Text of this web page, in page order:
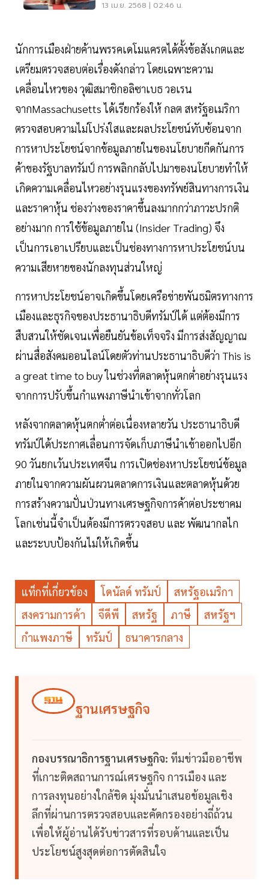
13 เม.ย. 2568 | 02:46 น.
นักการเมืองฝ่ายค้านพรรคเดโมแครตได้ตั้งข้อสังเกตและ
เตรียมตรวจสอบต่อเรื่องดังกล่าว โดยเฉพาะความ
เคลื่อนไหวของ วุฒิสมาชิกอลิซาเบธ วอเรน
จากMassachusetts ได้เรียกร้องให้ กลต สหรัฐอเมริกา
ตรวจสอบความไม่โปร่งใสและผลประโยชน์ทับซ้อนจาก
การหาประโยชน์จากข้อมูลภายในของนโยบายกีดกันการ
ค้าของรัฐบาลทรัมป์ การพลิกกลับไปมาของนโยบายทำให้
เกิดความเคลื่อนไหวอย่างรุนแรงของทรัพย์สินทางการเงิน
และราคาหุ้น ช่องว่างของราคาขึ้นลงมากกว่าภาวะปรกติ
อย่างมาก การใช้ข้อมูลภายใน (Insider Trading) จึง
เป็นการเอาเปรียบและเป็นช่องทางการหาประโยชน์บน
ความเสียหายของนักลงทุนส่วนใหญ่
การหาประโยชน์อาจเกิดขึ้นโดยเครือข่ายพันธมิตรทางการ
เมืองและธุรกิจของประธานาธิบดีทรัมป์ได้ แต่ต้องมีการ
สืบสวนให้ชัดเจนเพื่อยืนยันข้อเท็จจริง มีการส่งสัญญาณ
ผ่านสื่อสังคมออนไลน์โดยตัวท่านประธานาธิบดีว่า This is
a great time to buy ในช่วงที่ตลาดหุ้นตกต่ำอย่างรุนแรง
จากการปรับขึ้นกำแพงภาษีนำเข้าจากทั่วโลก
หลังจากตลาดหุ้นตกต่ำต่อเนื่องหลายวัน ประธานาธิบดี
ทรัมป์ได้ประกาศเลื่อนการจัดเก็บภาษีนำเข้าออกไปอีก
90 วันยกเว้นประเทศจีน การเปิดช่องหาประโยชน์ข้อมูล
ภายในจากความผันผวนตลาดการเงินและตลาดหุ้นด้วย
การสร้างความปั่นป่วนทางเศรษฐกิจการค้าต่อประชาคม
โลกเช่นนี้จำเป็นต้องมีการตรวจสอบ และ พัฒนากลไก
และระบบป้องกันไม่ให้เกิดขึ้น
แท็กที่เกี่ยวข้อง โดนัลด์ ทรัมป์
สหรัฐอเมริกา
สงครามการค้า
จีดีพี สหรัฐ ภาษี
สหรัฐฯ
กำแพงภาษี
ทรัมป์ ธนาคารกลาง
ฐานเศรษฐกิจ
กองบรรณาธิการฐานเศรษฐกิจ: ทีมข่าวมืออาชีพ
ที่เกาะติดสถานการณ์เศรษฐกิจ การเมือง และ
การลงทุนอย่างใกล้ชิด มุ่งมั่นนำเสนอข้อมูลเชิง
ลึกที่ผ่านการตรวจสอบและคัดกรองอย่างถี่ถ้วน
เพื่อให้ผู้อ่านได้รับข่าวสารที่รอบด้านและเป็น
ประโยชน์สูงสุดต่อการตัดสินใจ